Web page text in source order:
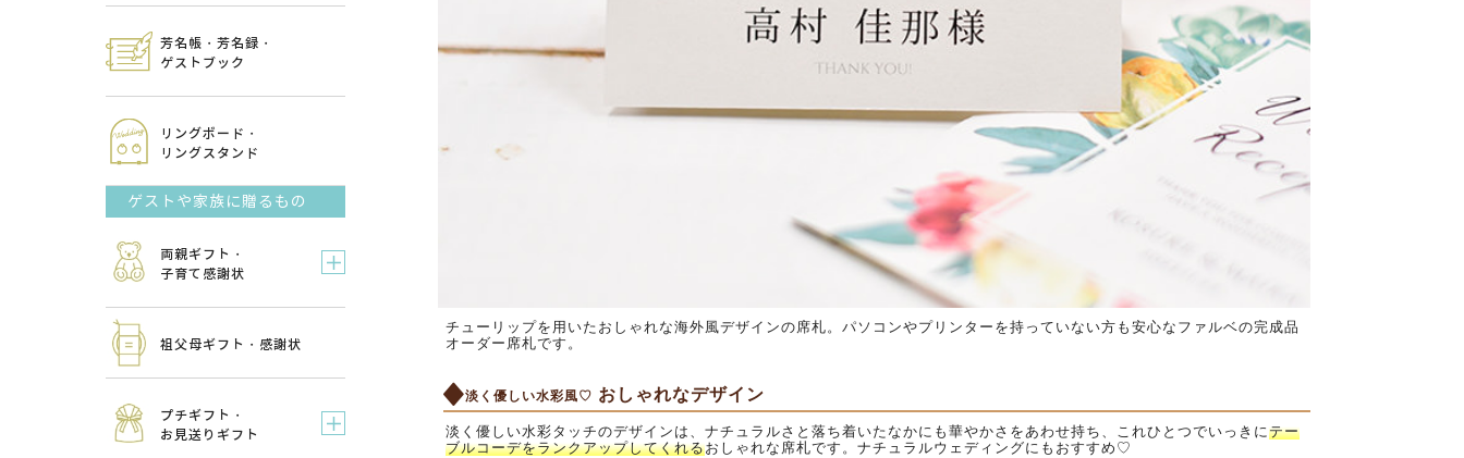
芳名帳・芳名録・
ゲストブック
リングボード・
リングスタンド
ゲストや家族に贈るもの
両親ギフト・
子育て感謝状
祖父母ギフト・感謝状
プチギフト・
お見送りギフト
チューリップを用いたおしゃれな海外風デザインの席札。パソコンやプリンターを持っていない方も安心なファルベの完成品
オーダー席札です。
淡く優しい水彩風♡ おしゃれなデザイン
淡く優しい水彩タッチのデザインは、ナチュラルさと落ち着いたなかにも華やかさをあわせ持ち、これひとつでいっきにテー
ブルコーデをランクアップしてくれるおしゃれな席札です。ナチュラルウェディングにもおすすめ♡